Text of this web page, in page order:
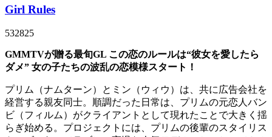
Girl Rules
532825
GMMTVが贈る最旬GL この恋のルールは“彼女を愛したら
ダメ” 女の子たちの波乱の恋模様スタート！
プリム（ナムターン）とミン（ウィウ）は、共に広告会社を
経営する親友同士。順調だった日常は、プリムの元恋人バン
ビ（フィルム）がクライアントとして現れたことで大きく揺
らぎ始める。プロジェクトには、プリムの後輩のスタイリス